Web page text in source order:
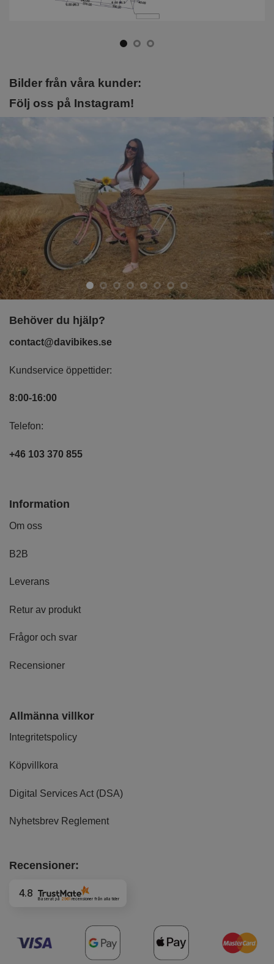
Bilder från våra kunder:
Följ oss på Instagram!
Behöver du hjälp?
contact@davibikes.se
Kundservice öppettider:
8:00-16:00
Telefon:
+46 103 370 855
Information
Om oss
B2B
Leverans
Retur av produkt
Frågor och svar
Recensioner
Allmänna villkor
Integritetspolicy
Köpvillkora
Digital Services Act (DSA)
Nyhetsbrev Reglement
Recensioner:
4.8 Baserat på 2961 recensionerfrån alla tider